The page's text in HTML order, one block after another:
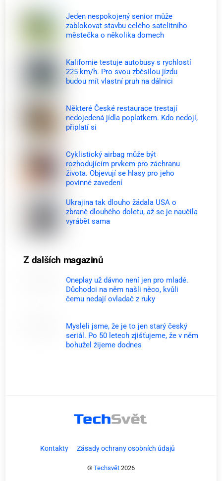
Jeden nespokojený senior může
zablokovat stavbu celého satelitního
městečka o několika domech
Kalifornie testuje autobusy s rychlostí
225 km/h. Pro svou zběsilou jízdu
budou mít vlastní pruh na dálnici
Některé České restaurace trestají
nedojedená jídla poplatkem. Kdo nedojí,
připlatí si
Cyklistický airbag může být
rozhodujícím prvkem pro záchranu
života. Objevují se hlasy pro jeho
povinné zavedení
Ukrajina tak dlouho žádala USA o
zbraně dlouhého doletu, až se je naučila
vyrábět sama
Z dalších magazinů
Oneplay už dávno není jen pro mladé.
Důchodci na něm našli něco, kvůli
čemu nedají ovladač z ruky
Mysleli jsme, že je to jen starý český
seriál. Po 50 letech zjišťujeme, že v něm
bohužel žijeme dodnes
Kontakty Zásady ochrany osobních údajů
© Techsvět 2026